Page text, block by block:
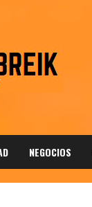
NEGOCIOS